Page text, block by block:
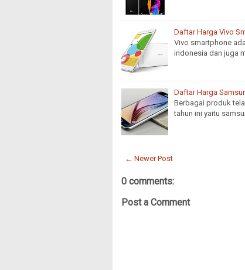
Daftar Harga Vivo
Vivo smartphone
indonesia dan juga
Daftar Harga
Berbagai produk
tahun ini yaitu
← Newer Post
0 comments:
Post a Comment